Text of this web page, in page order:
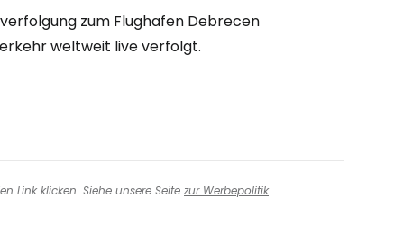
zum Flughafen Debrecen
weltweit live verfolgt.
Link klicken. Siehe unsere Seite zur Werbepolitik.